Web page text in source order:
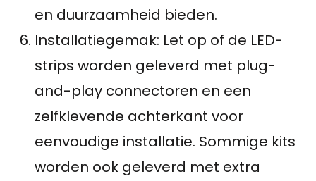
en duurzaamheid bieden.
Installatiegemak: Let op of de LED-
strips worden geleverd met plug-
and-play connectoren en een
zelfklevende achterkant voor
eenvoudige installatie. Sommige kits
worden ook geleverd met extra